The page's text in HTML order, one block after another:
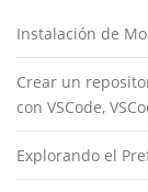
Instalación de
Crear un
con VSCode,
Explorando el